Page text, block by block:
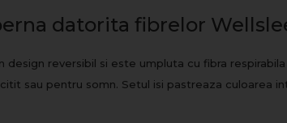
datorita fibrelor
design reversibil si este umpluta cu fibra
sau pentru somn. Setul isi pastreaza culoarea